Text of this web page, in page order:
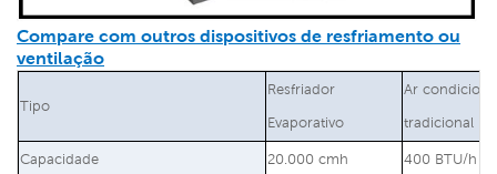
Compare com outros dispositivos de resfriamento ou
ventilação
Tipo
Resfriador
Evaporativo
Ar
tradicional
Capacidade 20.000 cmh 400 BTU/h